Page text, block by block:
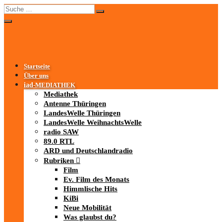
Startseite
Über uns
iad-MEDIATHEK
Mediathek
Antenne Thüringen
LandesWelle Thüringen
LandesWelle WeihnachtsWelle
radio SAW
89.0 RTL
ARD und Deutschlandradio
Rubriken
Film
Ev. Film des Monats
Himmlische Hits
KiBi
Neue Mobilität
Was glaubst du?